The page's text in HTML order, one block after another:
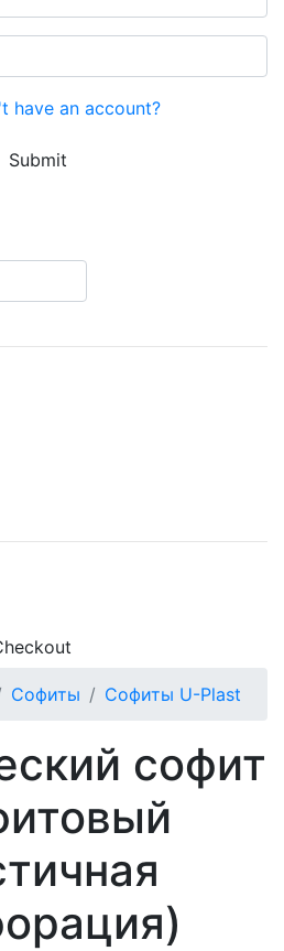
have an account?
Submit
Софиты Софиты U-Plast
софит